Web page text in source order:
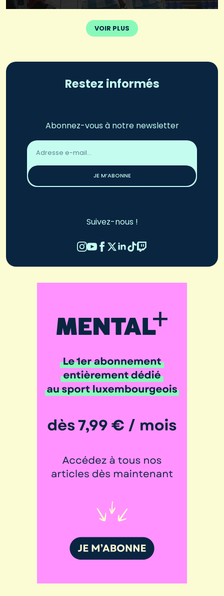
VOIR PLUS
Restez informés
Abonnez-vous à notre newsletter
Adresse
email
JE M’ABONNE
Suivez-nous !